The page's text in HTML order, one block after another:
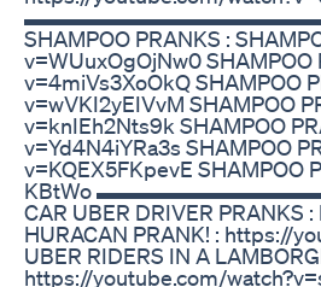
SHAMPOO PRANKS :
v=WUuxOgOjNw0
v=4miVs3XoOkQ SHAMPOO
v=wVKI2yEIVvM SHAMPOO
v=knIEh2Nts9k SHAMPOO
v=Yd4N4iYRa3s SHAMPOO
v=KQEX5FKpevE SHAMPOO
KBtWo
CAR UBER DRIVER PRANKS
HURACAN PRANK! : https://
UBER RIDERS IN A
https://youtube.com/